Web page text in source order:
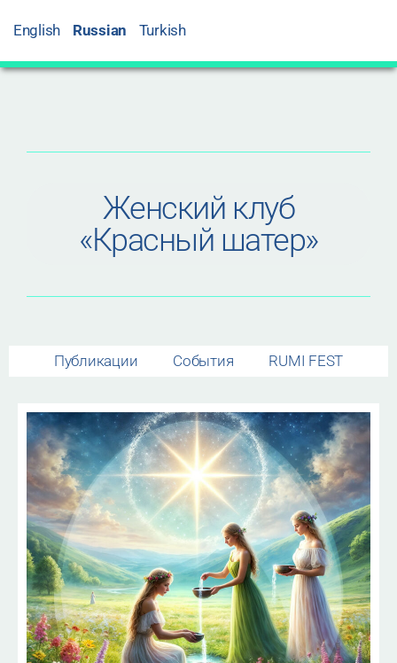
English Russian Turkish
Женский клуб
«Красный шатер»
Публикации События RUMI FEST